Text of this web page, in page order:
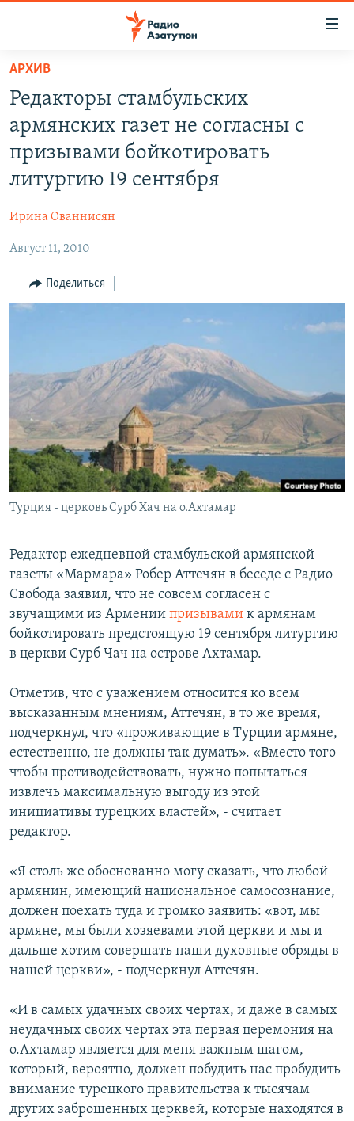
Перейти
основному
содержанию
Перейти
основной
Перейти
НОВОСТИ
ПОЛИТИКА
РЕГИОН
НАГОРНЫЙ КАРАБАХ
КУЛЬТУРА
СПОРТ
Հայերեն
English
Русский
Все сайты Радио Азатутюн
АРХИВ
Редакторы стамбульских
армянских газет не согласны с
призывами бойкотировать
литургию 19 сентября
Ирина Ованнисян
Август 11, 2010
Поделиться
Турция - церковь Сурб Хач на о.Ахтамар
Редактор ежедневной стамбульской армянской
газеты «Мармара» Робер Аттечян в беседе с Радио
Свобода заявил, что не совсем согласен с
звучащими из Армении призывами к армянам
бойкотировать предстоящую 19 сентября литургию
в церкви Сурб Чач на острове Ахтамар.
Отметив, что с уважением относится ко всем
высказанным мнениям, Аттечян, в то же время,
подчеркнул, что «проживающие в Турции армяне,
естественно, не должны так думать». «Вместо того
чтобы противодействовать, нужно попытаться
извлечь максимальную выгоду из этой
инициативы турецких властей», - считает
редактор.
«Я столь же обоснованно могу сказать, что любой
армянин, имеющий национальное самосознание,
должен поехать туда и громко заявить: «вот, мы
армяне, мы были хозяевами этой церкви и мы и
дальше хотим совершать наши духовные обряды в
нашей церкви», - подчеркнул Аттечян.
«И в самых удачных своих чертах, и даже в самых
неудачных своих чертах эта первая церемония на
о.Ахтамар является для меня важным шагом,
который, вероятно, должен побудить нас пробудить
внимание турецкого правительства к тысячам
других заброшенных церквей, которые находятся в